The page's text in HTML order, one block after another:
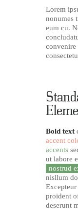
Lorem
nonumes
eum cu.
convenire
Bold text
accent
accents
ut labore
nostrud
nisllum
proident
deserunt